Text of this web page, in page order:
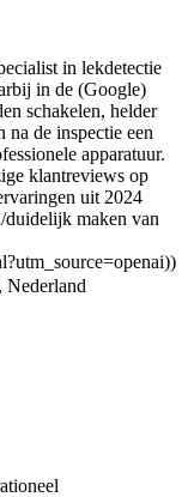
in lekdetectie
in de (Google)
schakelen, helder
de inspectie een
apparatuur.
klantreviews op
uit 2024
duidelijk maken van
Nederland